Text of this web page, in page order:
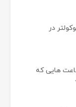
در
فیفا ۲۰۲۶ ساعت هایی که